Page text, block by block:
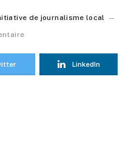
de journalisme local
LinkedIn